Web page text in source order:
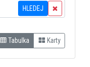
HLEDEJ
Tabulka Karty